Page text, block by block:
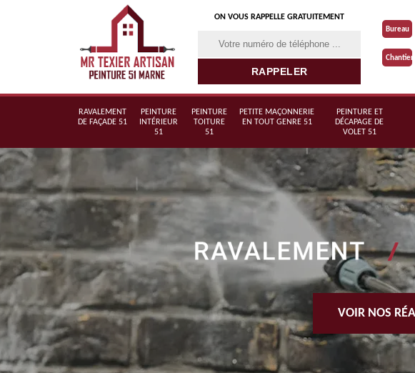
ON VOUS RAPPELLE GRATUITEMENT
Bureau
Chantier
RAVALEMENT
DE FAÇADE 51
PEINTURE
INTÉRIEUR
51
PEINTURE
TOITURE
51
PETITE MAÇONNERIE
EN TOUT GENRE 51
PEINTURE ET
DÉCAPAGE DE
VOLET 51
VOIR NOS